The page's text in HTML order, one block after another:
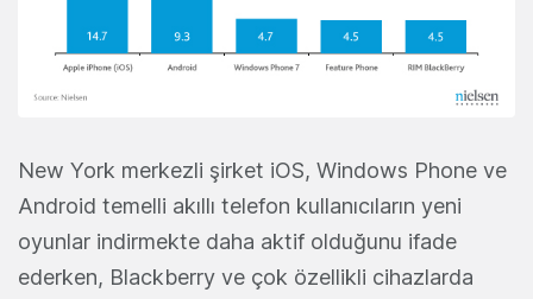
New York merkezli şirket iOS, Windows Phone ve
Android temelli akıllı telefon kullanıcıların yeni
oyunlar indirmekte daha aktif olduğunu ifade
ederken, Blackberry ve çok özellikli cihazlarda